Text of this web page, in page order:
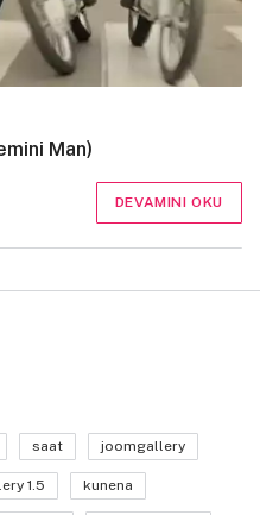
Man)
DEVAMINI OKU
saat joomgallery
1.5 kunena